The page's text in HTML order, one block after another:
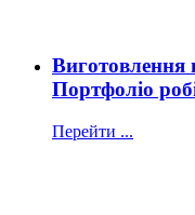
Виготовлення
Портфоліо
Перейти ...